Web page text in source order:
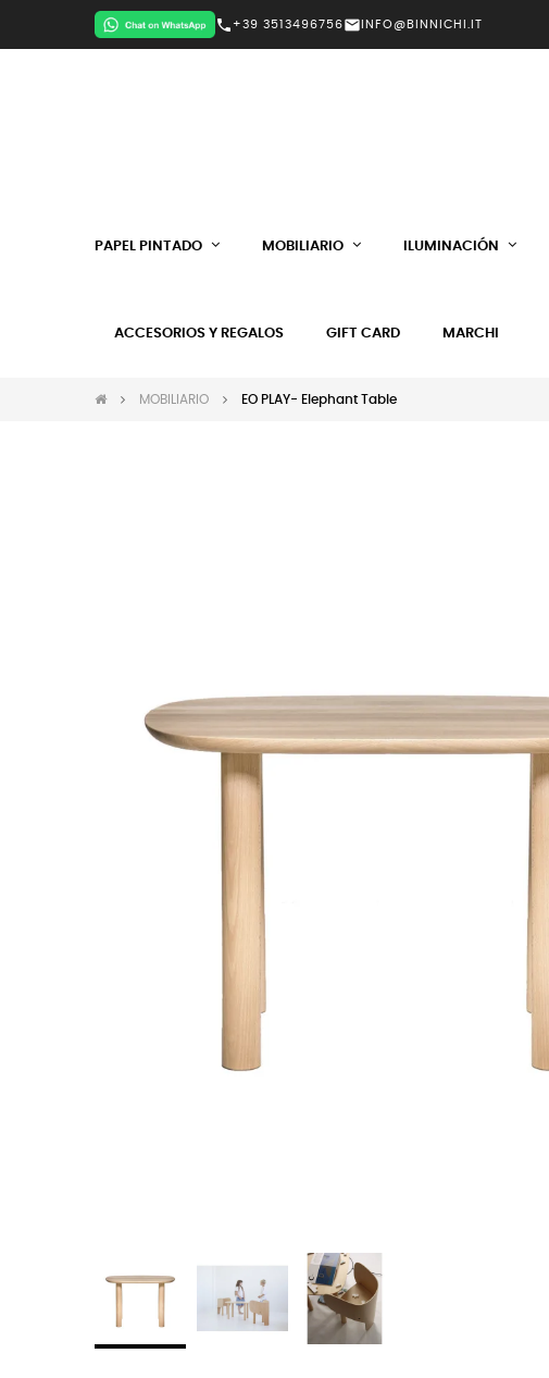
call +39 3513496756mail INFO@BINNICHI.IT
PAPEL PINTADO MOBILIARIO ILUMINACIÓN
ACCESORIOS Y REGALOS GIFT CARD MARCHI
MOBILIARIO EO PLAY- Elephant Table